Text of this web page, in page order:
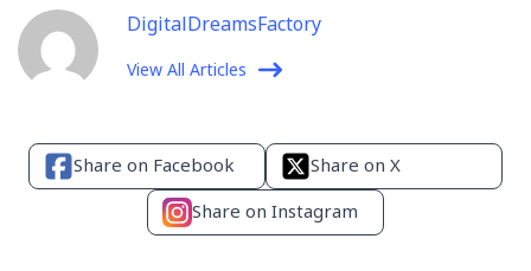
DigitalDreamsFactory
View All Articles
Share on Facebook
Share on X
Share on Instagram